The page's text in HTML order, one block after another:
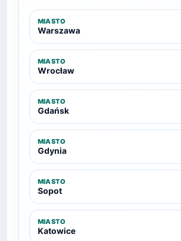
MIASTO
Warszawa
MIASTO
Wrocław
MIASTO
Gdańsk
MIASTO
Gdynia
MIASTO
Sopot
MIASTO
Katowice